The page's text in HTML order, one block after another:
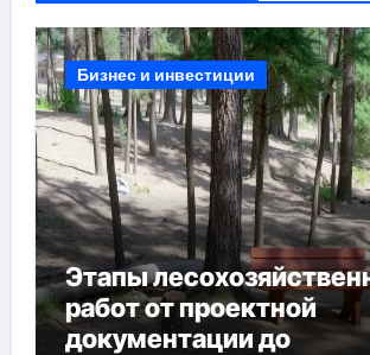
Бизнес и инвестиции
Этапы
работ от проектной
документации до